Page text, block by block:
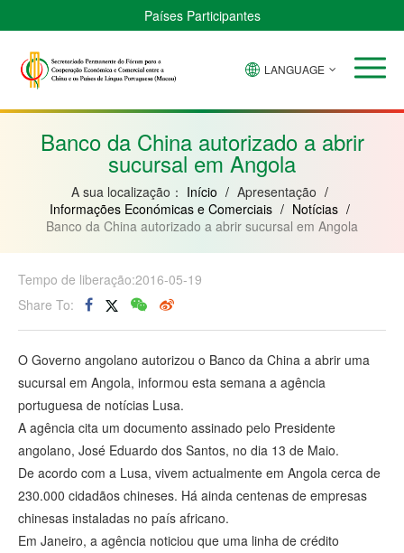
Países Participantes
Verde
Bissau
Guiné
Moçambique
LANGUAGE
Banco da China autorizado a abrir
sucursal em Angola
A sua localização： Início / Apresentação /
Informações Económicas e Comerciais / Notícias /
Banco da China autorizado a abrir sucursal em Angola
Tempo de liberação:2016-05-19
Share To:
O Governo angolano autorizou o Banco da China a abrir uma
sucursal em Angola, informou esta semana a agência
portuguesa de notícias Lusa.
A agência cita um documento assinado pelo Presidente
angolano, José Eduardo dos Santos, no dia 13 de Maio.
De acordo com a Lusa, vivem actualmente em Angola cerca de
230.000 cidadãos chineses. Há ainda centenas de empresas
chinesas instaladas no país africano.
Em Janeiro, a agência noticiou que uma linha de crédito